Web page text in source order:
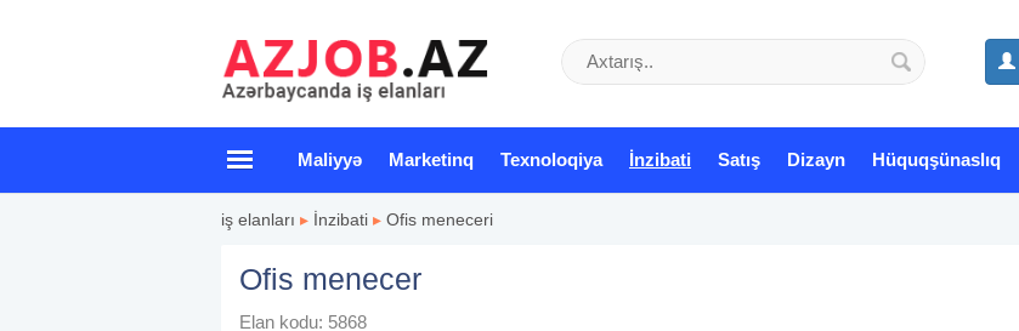
Maliyyə Marketinq Texnoloqiya İnzibati Satış Dizayn Hüquqşünaslıq
iş elanları ▸ İnzibati ▸ Ofis meneceri
Ofis menecer
Elan kodu: 5868